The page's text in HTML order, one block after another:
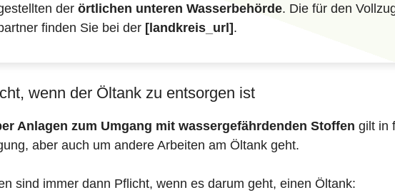
der örtlichen unteren Wasserbehörde. Die für den
finden Sie bei der [landkreis_url].
wenn der Öltank zu entsorgen ist
Anlagen zum Umgang mit wassergefährdenden Stoffen gilt in
aber auch um andere Arbeiten am Öltank geht.
sind immer dann Pflicht, wenn es darum geht, einen Öltank: